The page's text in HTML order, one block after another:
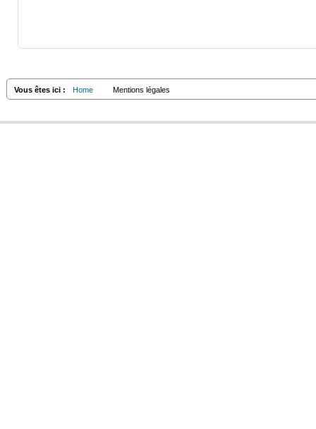
Vous êtes ici : Home Mentions légales